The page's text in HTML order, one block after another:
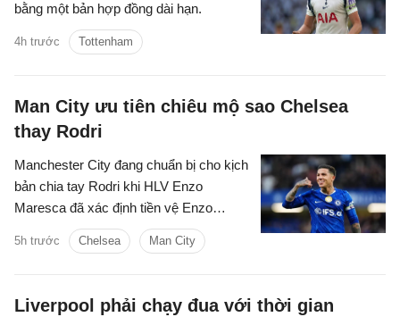
bằng một bản hợp đồng dài hạn.
4h trước Tottenham
Man City ưu tiên chiêu mộ sao Chelsea
thay Rodri
Manchester City đang chuẩn bị cho kịch
bản chia tay Rodri khi HLV Enzo
Maresca đã xác định tiền vệ Enzo
Fernandez của Chelsea là mục tiêu ưu
tiên để thay thế ngôi sao người Tây Ban
5h trước Chelsea Man City
Liverpool phải chạy đua với thời gian